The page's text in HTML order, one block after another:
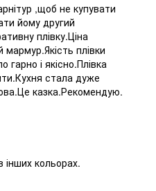
,щоб не купувати
йому другий
плівку.Ціна
плівки
і якісно.Плівка
стала дуже
казка.Рекомендую.
інших кольорах.